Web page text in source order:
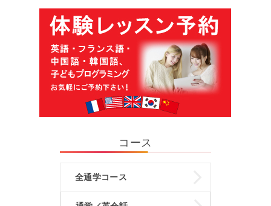
コース
全通学コース